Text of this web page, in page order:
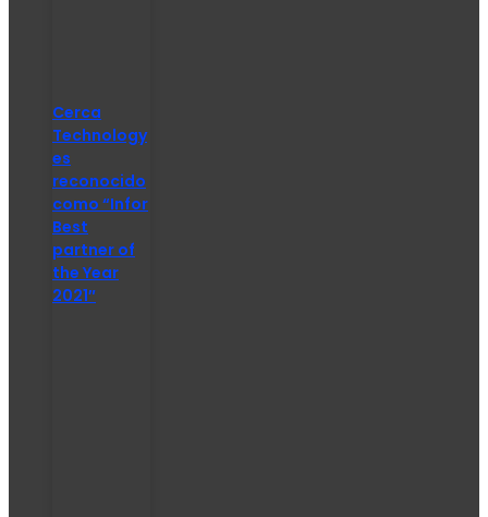
Cerca
Technology
es
reconocido
como “Infor
Best
partner of
the Year
2021″